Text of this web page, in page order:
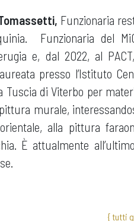
Funzionaria
Funzionaria del
e, dal 2022, al
presso l’Istituto
Tuscia di Viterbo per
murale,
alla pittura
È attualmente
{ tutti